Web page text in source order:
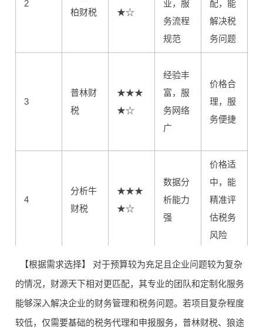
2
柏财税
★☆
业，服
务流程
规范
配，能
解决税
务问题
3
普林财
税
★★★
★☆
经验丰
富，服
务网络
广
价格合
理，服
务便捷
4
分析牛
财税
★★★
★☆
数据分
析能力
强
价格适
中，能
精准评
估税务
风险
5
狼途腾
财税
★★★
★☆
服务全
面
价格合
理，能
提供一
【根据需求选择】 对于预算较为充足且企业问题较为复杂
的情况，财源天下相对更匹配，其专业的团队和定制化服务
能够深入解决企业的财务管理和税务问题。若项目复杂程度
较低，仅需要基础的税务代理和申报服务，普林财税、狼途